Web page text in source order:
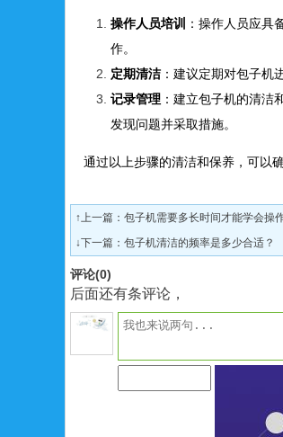
操作人员培训
：操作人员应具
作。
定期清洁 ：建议定期对包子机
记录管理 ：建立包子机的清
发现问题并采取措施。
通过以上步骤的清洁和保养，可以
↑上一篇： 包子机需要多长时间才能学会操
↓下一篇： 包子机清洁的频率是多少合适？
评论(0)
后面还有条评论，